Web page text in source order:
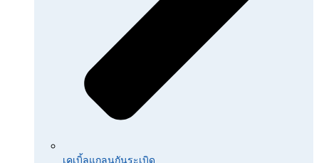
เคเบิ้ลแกลนกันระเบิด